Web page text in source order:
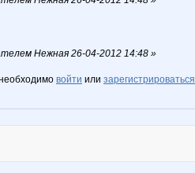
Нежная 26-04-2012 14:48 »
войти или зарегистрироваться